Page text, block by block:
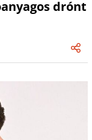
drónt